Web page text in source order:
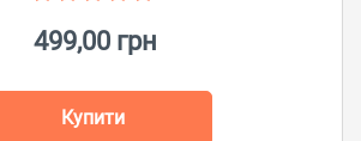
499,00 грн
Купити